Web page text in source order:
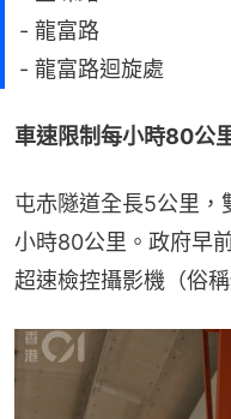
- 龍富路
- 龍富路迴旋處
車速限制每小時80公
屯赤隧道全長5公里，
小時80公里。政府早
超速檢控攝影機（俗